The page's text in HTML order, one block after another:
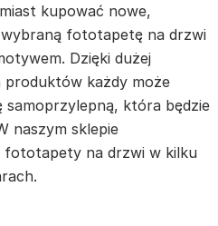
kupować nowe,
fototapetę na drzwi
Dzięki dużej
każdy może
która będzie
naszym sklepie
na drzwi w kilku